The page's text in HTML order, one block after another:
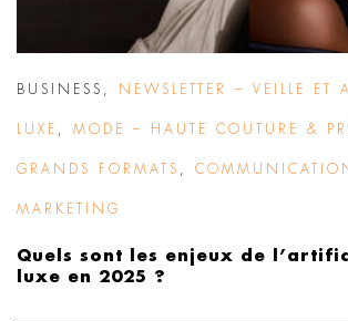
BUSINESS NEWSLETTER – VEILLE ET
LUXE MODE – HAUTE COUTURE &
GRANDS FORMATS
MARKETING
Quels sont les enjeux de
luxe en 2025 ?